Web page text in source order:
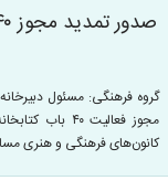
گروه فرهنگی: مسئول
مجوز فعالیت
کانون‌های فرهنگی و هنری